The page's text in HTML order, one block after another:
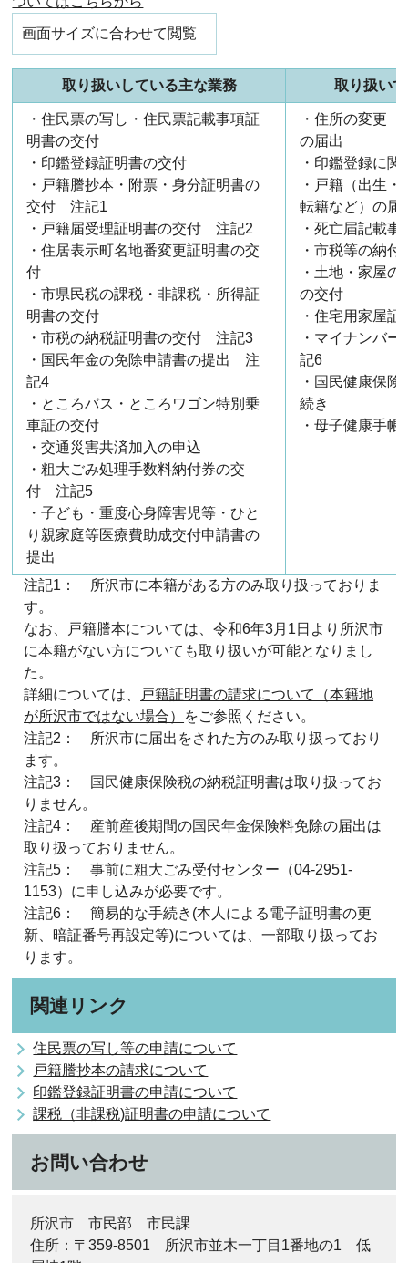
画面サイズに合わせて閲覧
取り扱いしている主な業務 取り扱い
・住民票の写し・住民票記載事項証
明書の交付
・印鑑登録証明書の交付
・戸籍謄抄本・附票・身分証明書の
交付 注記1
・戸籍届受理証明書の交付 注記2
・住居表示町名地番変更証明書の交
付
・市県民税の課税・非課税・所得証
明書の交付
・市税の納税証明書の交付 注記3
・国民年金の免除申請書の提出 注
記4
・ところバス・ところワゴン特別乗
車証の交付
・交通災害共済加入の申込
・粗大ごみ処理手数料納付券の交
付 注記5
・子ども・重度心身障害児等・ひと
り親家庭等医療費助成交付申請書の
提出
・住所の変更
の届出
・印鑑登録に
・戸籍（出生
転籍など）の届
・死亡届記載
・市税等の納付
・土地・家屋
の交付
・住宅用家屋
・マイナンバ
記6
・国民健康保
続き
・母子健康手帳
注記1： 所沢市に本籍がある方のみ取り扱っておりま
す。
なお、戸籍謄本については、令和6年3月1日より所沢市
に本籍がない方についても取り扱いが可能となりまし
た。
詳細については、
戸籍証明書の請求について（本籍地
が所沢市ではない場合）
をご参照ください。
注記2： 所沢市に届出をされた方のみ取り扱っており
ます。
注記3： 国民健康保険税の納税証明書は取り扱ってお
りません。
注記4： 産前産後期間の国民年金保険料免除の届出は
取り扱っておりません。
注記5： 事前に粗大ごみ受付センター（04-2951-
1153）に申し込みが必要です。
注記6： 簡易的な手続き(本人による電子証明書の更
新、暗証番号再設定等)については、一部取り扱ってお
ります。
関連リンク
住民票の写し等の申請について
戸籍謄抄本の請求について
印鑑登録証明書の申請について
課税（非課税)証明書の申請について
お問い合わせ
所沢市 市民部 市民課
住所：〒359-8501 所沢市並木一丁目1番地の1 低